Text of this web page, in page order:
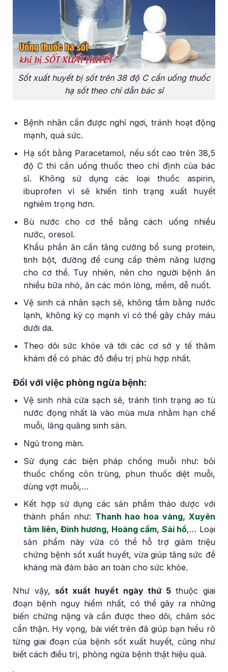
Sốt xuất huyết bị sốt trên 38 độ C cần uống thuốc
hạ sốt theo chỉ dẫn bác sĩ
Bệnh nhân cần được nghỉ ngơi, tránh hoạt động
mạnh, quá sức.
Hạ sốt bằng Paracetamol, nếu sốt cao trên 38,5
độ C thì cần uống thuốc theo chỉ định của bác
sĩ. Không sử dụng các loại thuốc aspirin,
ibuprofen vì sẽ khiến tình trạng xuất huyết
nghiêm trọng hơn.
Bù nước cho cơ thể bằng cách uống nhiều
nước, oresol.
Khẩu phần ăn cần tăng cường bổ sung protein,
tinh bột, đường để cung cấp thêm năng lượng
cho cơ thể. Tuy nhiên, nên cho người bệnh ăn
nhiều bữa nhỏ, ăn các món lỏng, mềm, dễ nuốt.
Vệ sinh cá nhân sạch sẽ, không tắm bằng nước
lạnh, không kỳ cọ mạnh vì có thể gây chảy máu
dưới da.
Theo dõi sức khỏe và tới các cơ sở y tế thăm
khám để có phác đồ điều trị phù hợp nhất.
Đối với việc phòng ngừa bệnh:
Vệ sinh nhà cửa sạch sẽ, tránh tình trạng ao tù
nước đọng nhất là vào mùa mưa nhằm hạn chế
muỗi, lăng quăng sinh sản.
Ngủ trong màn.
Sử dụng các biện pháp chống muỗi như: bôi
thuốc chống côn trùng, phun thuốc diệt muỗi,
dùng vợt muỗi,…
Kết hợp sử dụng các sản phẩm thảo dược với
thành phần như: Thanh hao hoa vàng, Xuyên
tâm liên, Đinh hương, Hoàng cầm, Sài hồ,… Loại
sản phẩm này vừa có thể hỗ trợ giảm triệu
chứng bệnh sốt xuất huyết, vừa giúp tăng sức đề
kháng mà đảm bảo an toàn cho sức khỏe.
Như vậy, sốt xuất huyết ngày thứ 5 thuộc giai
đoạn bệnh nguy hiểm nhất, có thể gây ra những
biến chứng nặng và cần được theo dõi, chăm sóc
cẩn thận. Hy vọng, bài viết trên đã giúp bạn hiểu rõ
từng giai đoạn của bệnh sốt xuất huyết, cũng như
biết cách điều trị, phòng ngừa bệnh thật hiệu quả.